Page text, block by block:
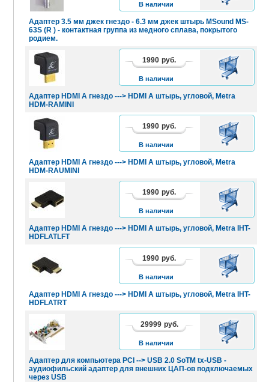
Адаптер 3.5 мм джек гнездо - 6.3 мм джек штырь MSound MS-
63S (R ) - контактная группа из медного сплава, покрытого
родием.
В наличии
Адаптер HDMI A гнездо ---> HDMI A штырь, угловой, Metra
HDM-RAMINI
1990 руб.
В наличии
В
КОРЗИНУ
Адаптер HDMI A гнездо ---> HDMI A штырь, угловой, Metra
HDM-RAUMINI
1990 руб.
В наличии
В
КОРЗИНУ
Адаптер HDMI A гнездо ---> HDMI A штырь, угловой, Metra IHT-
HDFLATLFT
1990 руб.
В наличии
В
КОРЗИНУ
Адаптер HDMI A гнездо ---> HDMI A штырь, угловой, Metra IHT-
HDFLATRT
1990 руб.
В наличии
В
КОРЗИНУ
Адаптер для компьютера PCI --> USB 2.0 SoTM tx-USB -
аудиофильский адаптер для внешних ЦАП-ов подключаемых
через USB
29999 руб.
В наличии
В
КОРЗИНУ